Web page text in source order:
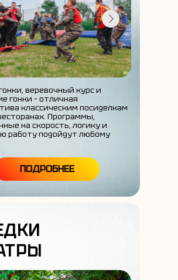
веревочный курс и
гонки – отличная
классическим посиделкам
Программы,
на скорость, логику и
работу подойдут любому
ПОДРОБНЕЕ